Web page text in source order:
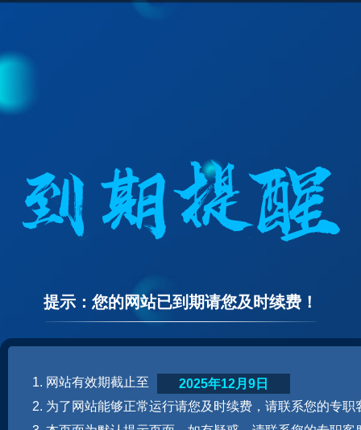
提示：您的网站已到期请您及时续费！
1. 网站有效期截止至
2. 为了网站能够正常运行请您及时续费，请联系您的专职
2025年12月9日